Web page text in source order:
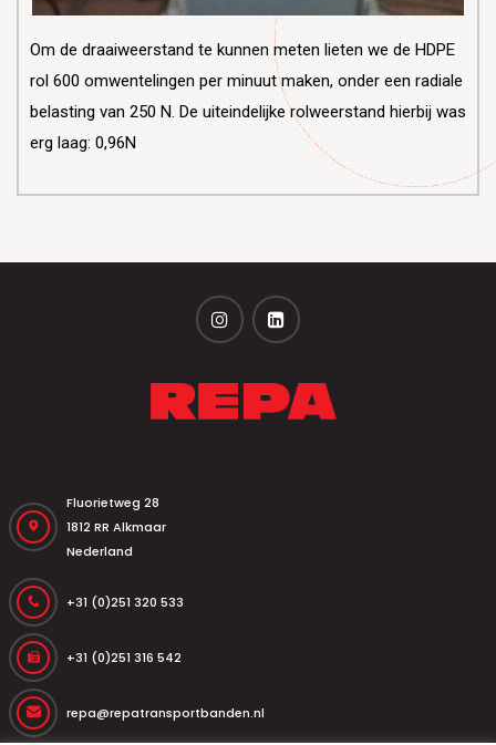
Om de draaiweerstand te kunnen meten lieten we de HDPE
rol 600 omwentelingen per minuut maken, onder een radiale
belasting van 250 N. De uiteindelijke rolweerstand hierbij was
erg laag: 0,96N
Fluorietweg 28
1812 RR Alkmaar
Nederland
+31 (0)251 320 533
+31 (0)251 316 542
repa@repatransportbanden.nl